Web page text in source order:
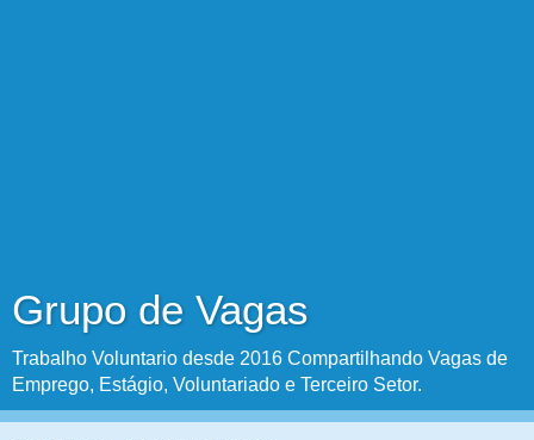
Grupo de Vagas
Trabalho Voluntario desde 2016 Compartilhando Vagas de
Emprego, Estágio, Voluntariado e Terceiro Setor.